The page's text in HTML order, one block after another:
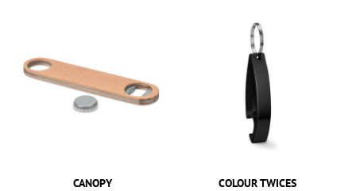
CANOPY COLOUR TWICES